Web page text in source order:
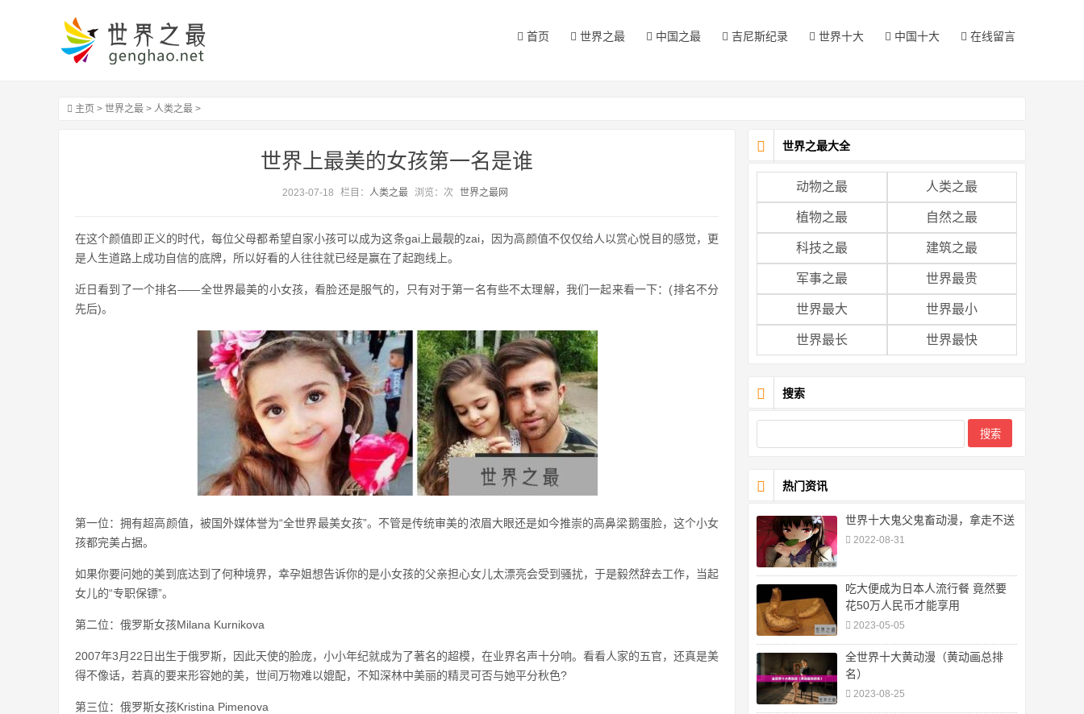
首页 世界之最 中国之最 吉尼斯纪录 世界十大 中国十大 在线留言
主页 > 世界之最 > 人类之最 >
世界上最美的女孩第一名是谁
2023-07-18 栏目： 人类之最 浏览： 次 世界之最网
在这个颜值即正义的时代，每位父母都希望自家小孩可以成为这条gai上最靓的zai，因为高颜值不仅仅给人以赏心悦目的感觉，更
是人生道路上成功自信的底牌，所以好看的人往往就已经是赢在了起跑线上。
近日看到了一个排名——全世界最美的小女孩，看脸还是服气的，只有对于第一名有些不太理解，我们一起来看一下：(排名不分
先后)。
第一位：拥有超高颜值，被国外媒体誉为“全世界最美女孩”。不管是传统审美的浓眉大眼还是如今推崇的高鼻梁鹅蛋脸，这个小女
孩都完美占据。
如果你要问她的美到底达到了何种境界，幸孕姐想告诉你的是小女孩的父亲担心女儿太漂亮会受到骚扰，于是毅然辞去工作，当起
女儿的“专职保镖”。
第二位：俄罗斯女孩Milana Kurnikova
2007年3月22日出生于俄罗斯，因此天使的脸庞，小小年纪就成为了著名的超模，在业界名声十分响。看看人家的五官，还真是美
得不像话，若真的要来形容她的美，世间万物难以媲配，不知深林中美丽的精灵可否与她平分秋色?
第三位：俄罗斯女孩Kristina Pimenova
世界之最大全
动物之最 人类之最
植物之最 自然之最
科技之最 建筑之最
军事之最 世界最贵
世界最大 世界最小
世界最长 世界最快
搜索
热门资讯
世界十大鬼父鬼畜动漫，拿走不送
2022-08-31
吃大便成为日本人流行餐 竟然要
花50万人民币才能享用
2023-05-05
全世界十大黄动漫（黄动画总排
名）
2023-08-25